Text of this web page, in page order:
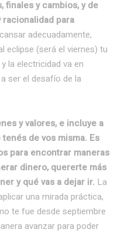
finales y cambios, y de
para
adecuadamente,
eclipse (será el viernes) tu
la electricidad va en
ser el desafío de la
y valores, e incluye a
de vos misma. Es
para encontrar maneras
dinero, quererte más
y qué vas a dejar ir. La
una mirada práctica,
te fue desde septiembre
avanzar para poder